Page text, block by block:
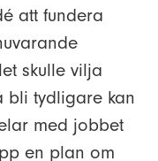
att fundera
skulle vilja
bli tydligare kan
med jobbet
en plan om